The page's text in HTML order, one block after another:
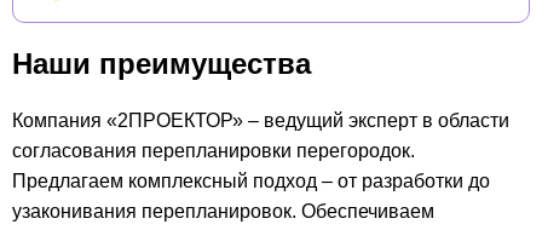
Наши преимущества
Компания «2ПРОЕКТОР» – ведущий эксперт в области
согласования перепланировки перегородок.
Предлагаем комплексный подход – от разработки до
узаконивания перепланировок. Обеспечиваем